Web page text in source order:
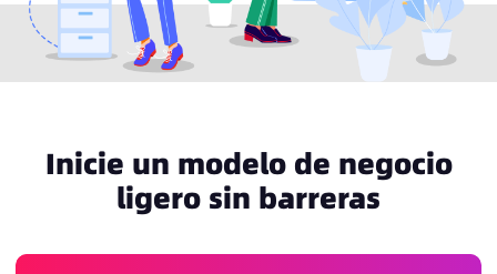
Inicie un modelo de negocio
ligero sin barreras